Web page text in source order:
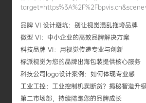
品牌 VI 设计避坑：别让视觉混乱拖垮品牌
微型 VI：中小企业的高效品牌解决方案
科技品牌 VI：用视觉传递专业与创新
标派视觉为您的品牌出海包装提供核心服务
科技公司logo设计案例：如何体现专业感
工业工控：工业控制机卖断货？揭秘智造升
第二市场部，持续陪跑您的品牌成长